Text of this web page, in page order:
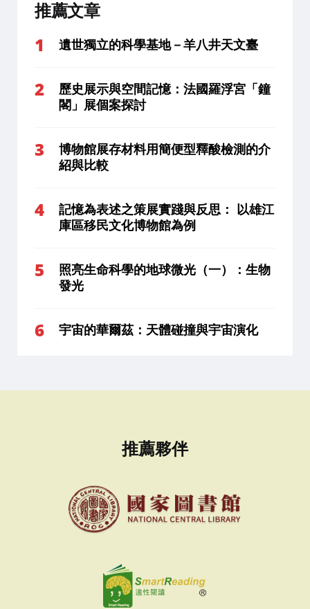
推薦文章
遺世獨立的科學基地－羊八井天文臺
歷史展示與空間記憶：法國羅浮宮「鐘
閣」展個案探討
博物館展存材料用簡便型釋酸檢測的介
紹與比較
記憶為表述之策展實踐與反思： 以雄江
庫區移民文化博物館為例
照亮生命科學的地球微光（一）：生物
發光
宇宙的華爾茲：天體碰撞與宇宙演化
推薦夥伴